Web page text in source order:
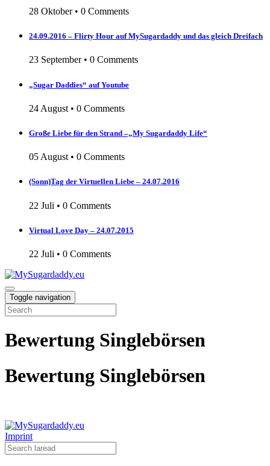
28 Oktober• 0 Comments
24.09.2016 – Flirty Hour auf MySugardaddy und das gleich Dreifach
23 September• 0 Comments
„Sugar Daddies“ auf Youtube
24 August • 0 Comments
Große Liebe für den Strand –„My Sugardaddy Life“
05 August • 0 Comments
(Sonn)Tag der Virtuellen Liebe – 24.07.2016
22 Juli • 0 Comments
Virtual Love Day – 24.07.2015
22 Juli • 0 Comments
Toggle navigation
Bewertung Singlebörsen
Bewertung Singlebörsen
Imprint